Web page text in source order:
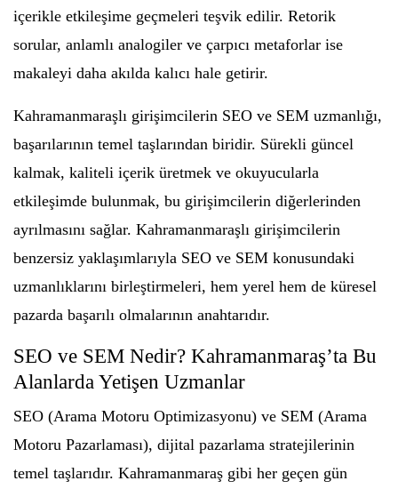
içerikle etkileşime geçmeleri teşvik edilir. Retorik
sorular, anlamlı analogiler ve çarpıcı metaforlar ise
makaleyi daha akılda kalıcı hale getirir.
Kahramanmaraşlı girişimcilerin SEO ve SEM uzmanlığı,
başarılarının temel taşlarından biridir. Sürekli güncel
kalmak, kaliteli içerik üretmek ve okuyucularla
etkileşimde bulunmak, bu girişimcilerin diğerlerinden
ayrılmasını sağlar. Kahramanmaraşlı girişimcilerin
benzersiz yaklaşımlarıyla SEO ve SEM konusundaki
uzmanlıklarını birleştirmeleri, hem yerel hem de küresel
pazarda başarılı olmalarının anahtarıdır.
SEO ve SEM Nedir? Kahramanmaraş’ta Bu
Alanlarda Yetişen Uzmanlar
SEO (Arama Motoru Optimizasyonu) ve SEM (Arama
Motoru Pazarlaması), dijital pazarlama stratejilerinin
temel taşlarıdır. Kahramanmaraş gibi her geçen gün